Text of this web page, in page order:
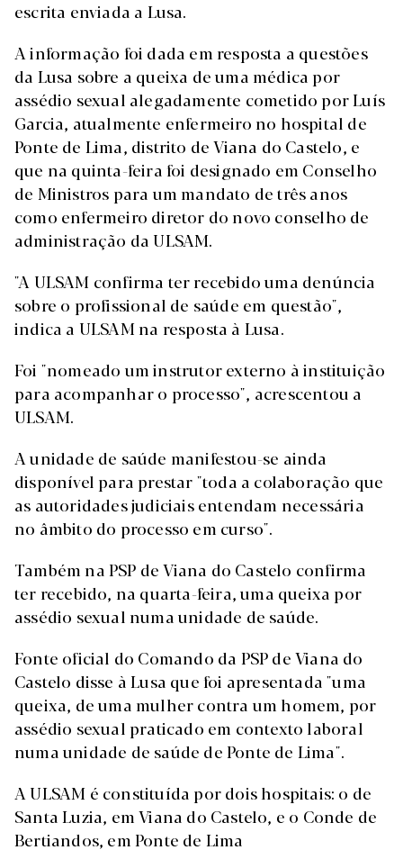
escrita enviada a Lusa.
A informação foi dada em resposta a questões
da Lusa sobre a queixa de uma médica por
assédio sexual alegadamente cometido por Luís
Garcia, atualmente enfermeiro no hospital de
Ponte de Lima, distrito de Viana do Castelo, e
que na quinta-feira foi designado em Conselho
de Ministros para um mandato de três anos
como enfermeiro diretor do novo conselho de
administração da ULSAM.
"A ULSAM confirma ter recebido uma denúncia
sobre o profissional de saúde em questão",
indica a ULSAM na resposta à Lusa.
Foi "nomeado um instrutor externo à instituição
para acompanhar o processo", acrescentou a
ULSAM.
A unidade de saúde manifestou-se ainda
disponível para prestar "toda a colaboração que
as autoridades judiciais entendam necessária
no âmbito do processo em curso".
Também na PSP de Viana do Castelo confirma
ter recebido, na quarta-feira, uma queixa por
assédio sexual numa unidade de saúde.
Fonte oficial do Comando da PSP de Viana do
Castelo disse à Lusa que foi apresentada "uma
queixa, de uma mulher contra um homem, por
assédio sexual praticado em contexto laboral
numa unidade de saúde de Ponte de Lima".
A ULSAM é constituída por dois hospitais: o de
Santa Luzia, em Viana do Castelo, e o Conde de
Bertiandos, em Ponte de Lima